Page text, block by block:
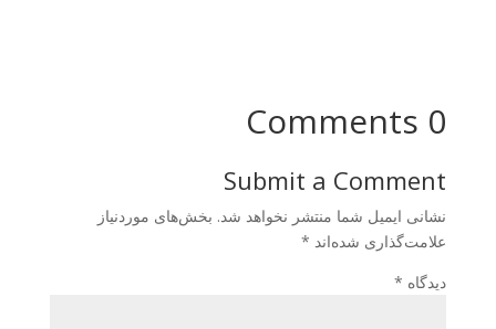
0 Comments
Submit a Comment
نشانی ایمیل شما منتشر نخواهد شد. بخش‌های موردنیاز
علامت‌گذاری شده‌اند *
دیدگاه *